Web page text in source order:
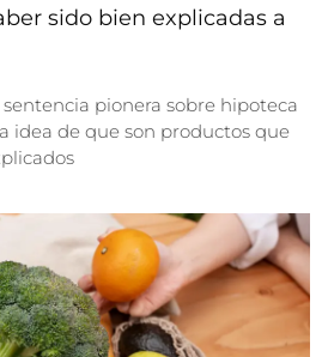
sido bien explicadas a
pionera sobre hipoteca
idea de que son productos que